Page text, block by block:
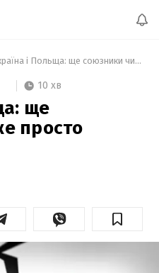
Україна і Польща: ще союзники чи вже просто сусіди?
10 хв
ще
просто